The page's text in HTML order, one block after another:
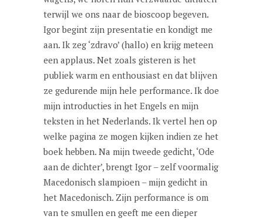
terwijl we ons naar de bioscoop begeven.
Igor begint zijn presentatie en kondigt me
aan. Ik zeg ‘zdravo’ (hallo) en krijg meteen
een applaus. Net zoals gisteren is het
publiek warm en enthousiast en dat blijven
ze gedurende mijn hele performance. Ik doe
mijn introducties in het Engels en mijn
teksten in het Nederlands. Ik vertel hen op
welke pagina ze mogen kijken indien ze het
boek hebben. Na mijn tweede gedicht, ‘Ode
aan de dichter’, brengt Igor – zelf voormalig
Macedonisch slampioen – mijn gedicht in
het Macedonisch. Zijn performance is om
van te smullen en geeft me een dieper